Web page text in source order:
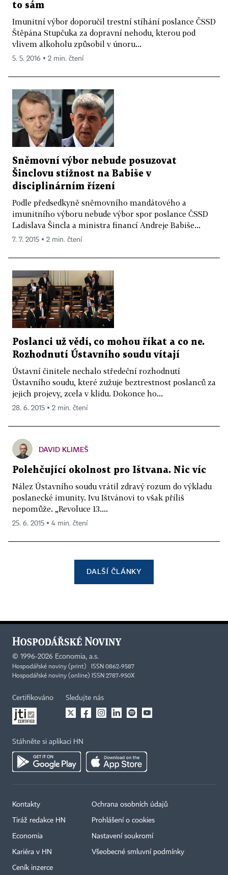
to sám
Imunitní výbor doporučil trestní stíhání poslance ČSSD
Štěpána Stupčuka za dopravní nehodu, kterou pod
vlivem alkoholu způsobil v únoru...
5. 5. 2016 ▪ 2 min. čtení
Sněmovní výbor nebude posuzovat
Šinclovu stížnost na Babiše v
disciplinárním řízení
Podle předsedkyně sněmovního mandátového a
imunitního výboru nebude výbor spor poslance ČSSD
Ladislava Šincla a ministra financí Andreje Babiše...
7. 7. 2015 ▪ 2 min. čtení
Poslanci už vědí, co mohou říkat a co ne.
Rozhodnutí Ústavního soudu vítají
Ústavní činitele nechalo středeční rozhodnutí
Ústavního soudu, které zužuje beztrestnost poslanců za
jejich projevy, zcela v klidu. Dokonce ho...
28. 6. 2015 ▪ 2 min. čtení
DAVID KLIMEŠ
Polehčující okolnost pro Ištvana. Nic víc
Nález Ústavního soudu vrátil zdravý rozum do výkladu
poslanecké imunity. Ivu Ištvánovi to však příliš
nepomůže. „Revoluce 13....
25. 6. 2015 ▪ 4 min. čtení
DALŠÍ ČLÁNKY
© 1996-2026 Economia, a.s.
Hospodářské noviny (print) ISSN 0862-9587
Hospodářské noviny (online) ISSN 2787-950X
Certifikováno Sledujte nás
Stáhněte si aplikaci HN
Kontakty
Tiráž redakce HN
Economia
Kariéra v HN
Ceník inzerce
Ochrana osobních údajů
Prohlášení o cookies
Nastavení soukromí
Všeobecné smluvní podmínky